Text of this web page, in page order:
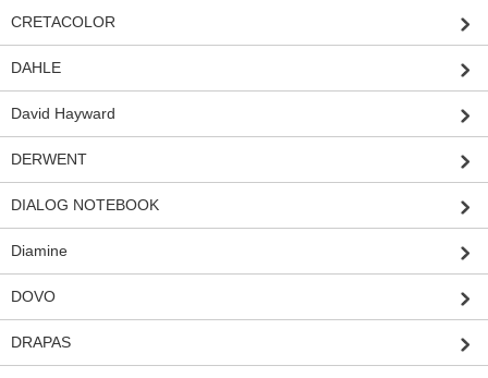
CRETACOLOR
DAHLE
David Hayward
DERWENT
DIALOG NOTEBOOK
Diamine
DOVO
DRAPAS